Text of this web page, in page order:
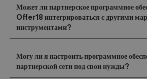
Может ли партнерское программное
Offer18 интегрироваться с другими
инструментами?
Могу ли я настроить программное
партнерской сети под свои нужды?